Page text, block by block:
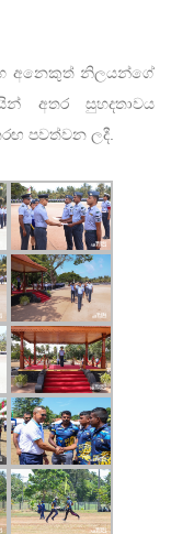
අනෙකුත් නිලයන්ගේ
අතර සුහදතාවය
පවත්වන ලදී.